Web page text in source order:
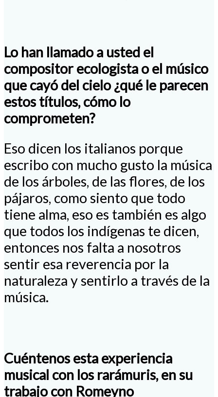
Lo han llamado a usted el
compositor ecologista o el músico
que cayó del cielo ¿qué le parecen
estos títulos, cómo lo
comprometen?
Eso dicen los italianos porque
escribo con mucho gusto la música
de los árboles, de las flores, de los
pájaros, como siento que todo
tiene alma, eso es también es algo
que todos los indígenas te dicen,
entonces nos falta a nosotros
sentir esa reverencia por la
naturaleza y sentirlo a través de la
música.
Cuéntenos esta experiencia
musical con los rarámuris, en su
trabajo con Romeyno